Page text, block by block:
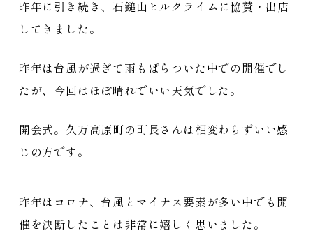
昨年に引き続き、 石鎚山 ヒルクライム に協賛・出店
してきました。
昨年は台風が過ぎて雨もぱらついた中での開催でし
たが、今回はほぼ晴れでいい天気でした。
開会式。 久万高原町の町長さんは相変わらずいい感
じの方です。
昨年はコロナ、台風とマイナス要素が多い中でも開
催を決断したことは非常に嬉しく思いました。